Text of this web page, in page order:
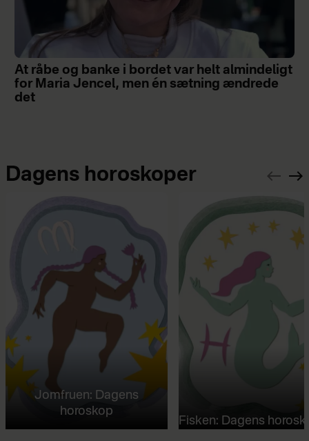
At råbe og banke i bordet var helt almindeligt
for Maria Jencel, men én sætning ændrede
det
Dagens horoskoper
Jomfruen: Dagens
horoskop
Fisken: Dagens